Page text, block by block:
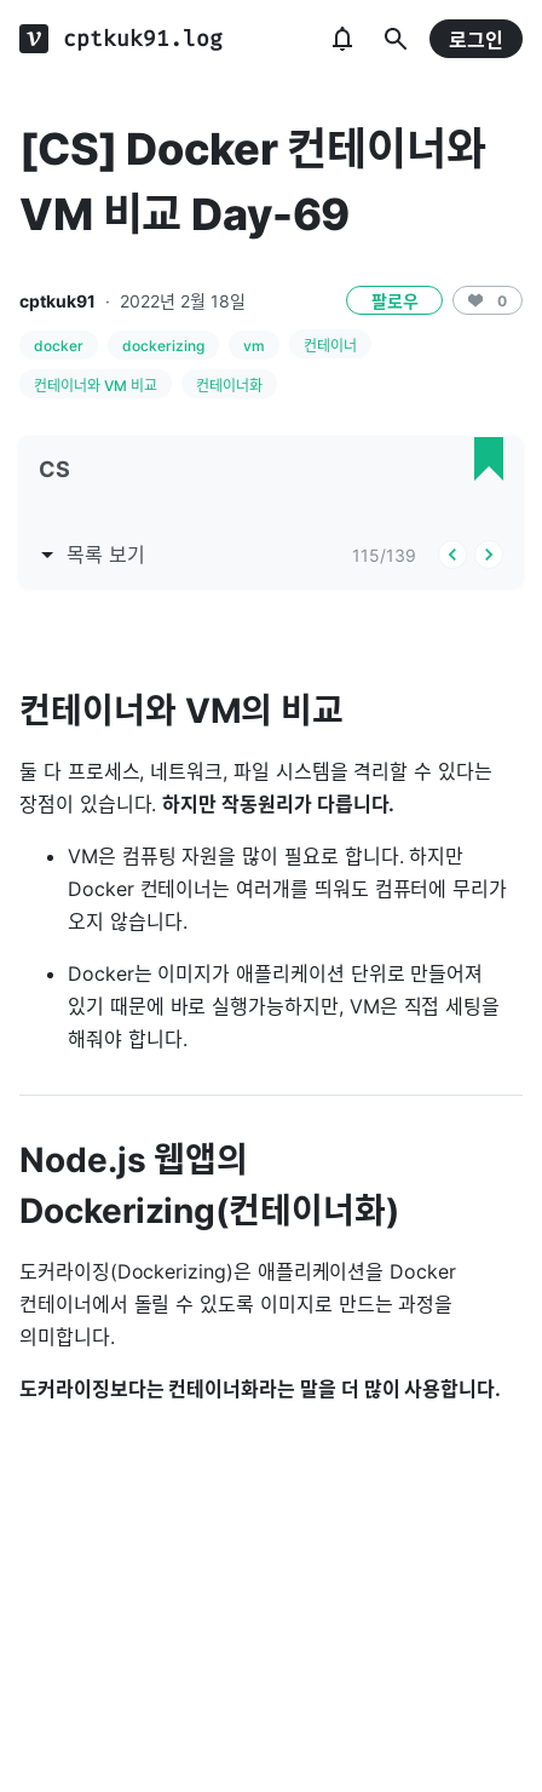
cptkuk91.log 로그인
[CS] Docker 컨테이너와
VM 비교 Day-69
cptkuk91 · 2022년 2월 18일 팔로우 0
docker dockerizing vm 컨테이너
컨테이너와 VM 비교 컨테이너화
CS
목록 보기 115/139
컨테이너와 VM의 비교
둘 다 프로세스, 네트워크, 파일 시스템을 격리할 수 있다는
장점이 있습니다.하지만 작동원리가 다릅니다.
VM은 컴퓨팅 자원을 많이 필요로 합니다. 하지만
Docker 컨테이너는 여러개를 띄워도 컴퓨터에 무리가
오지 않습니다.
Docker는 이미지가 애플리케이션 단위로 만들어져
있기 때문에 바로 실행가능하지만, VM은 직접 세팅을
해줘야 합니다.
Node.js 웹앱의
Dockerizing(컨테이너화)
도커라이징(Dockerizing)은 애플리케이션을 Docker
컨테이너에서 돌릴 수 있도록 이미지로 만드는 과정을
의미합니다.
도커라이징보다는 컨테이너화라는 말을 더 많이 사용합니다.